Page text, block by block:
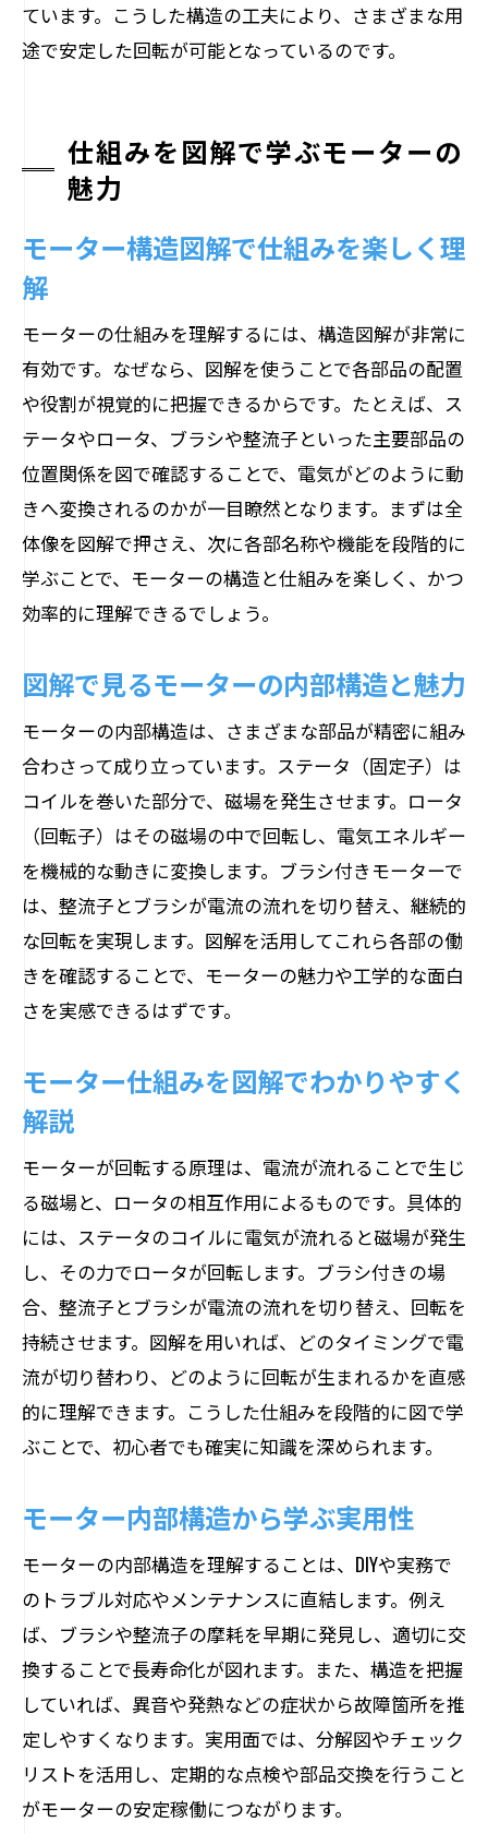
ています。こうした構造の工夫により、さまざまな用
途で安定した回転が可能となっているのです。
仕組みを図解で学ぶモーターの
魅力
モーター構造図解で仕組みを楽しく理
解
モーターの仕組みを理解するには、構造図解が非常に
有効です。なぜなら、図解を使うことで各部品の配置
や役割が視覚的に把握できるからです。たとえば、ス
テータやロータ、ブラシや整流子といった主要部品の
位置関係を図で確認することで、電気がどのように動
きへ変換されるのかが一目瞭然となります。まずは全
体像を図解で押さえ、次に各部名称や機能を段階的に
学ぶことで、モーターの構造と仕組みを楽しく、かつ
効率的に理解できるでしょう。
図解で見るモーターの内部構造と魅力
モーターの内部構造は、さまざまな部品が精密に組み
合わさって成り立っています。ステータ（固定子）は
コイルを巻いた部分で、磁場を発生させます。ロータ
（回転子）はその磁場の中で回転し、電気エネルギー
を機械的な動きに変換します。ブラシ付きモーターで
は、整流子とブラシが電流の流れを切り替え、継続的
な回転を実現します。図解を活用してこれら各部の働
きを確認することで、モーターの魅力や工学的な面白
さを実感できるはずです。
モーター仕組みを図解でわかりやすく
解説
モーターが回転する原理は、電流が流れることで生じ
る磁場と、ロータの相互作用によるものです。具体的
には、ステータのコイルに電気が流れると磁場が発生
し、その力でロータが回転します。ブラシ付きの場
合、整流子とブラシが電流の流れを切り替え、回転を
持続させます。図解を用いれば、どのタイミングで電
流が切り替わり、どのように回転が生まれるかを直感
的に理解できます。こうした仕組みを段階的に図で学
ぶことで、初心者でも確実に知識を深められます。
モーター内部構造から学ぶ実用性
モーターの内部構造を理解することは、DIYや実務で
のトラブル対応やメンテナンスに直結します。例え
ば、ブラシや整流子の摩耗を早期に発見し、適切に交
換することで長寿命化が図れます。また、構造を把握
していれば、異音や発熱などの症状から故障箇所を推
定しやすくなります。実用面では、分解図やチェック
リストを活用し、定期的な点検や部品交換を行うこと
がモーターの安定稼働につながります。